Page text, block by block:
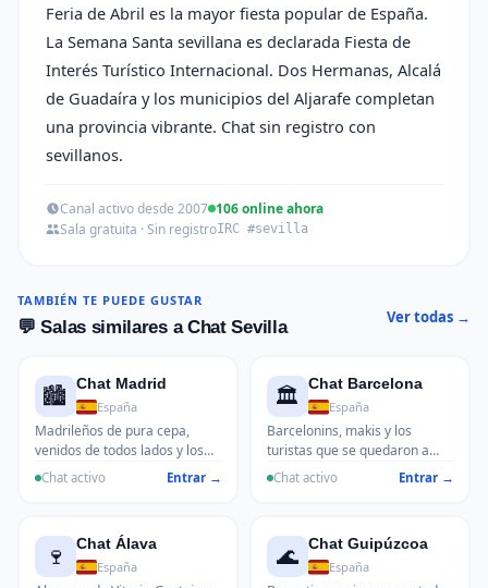
Feria de Abril es la mayor fiesta popular de España.
La Semana Santa sevillana es declarada Fiesta de
Interés Turístico Internacional. Dos Hermanas, Alcalá
de Guadaíra y los municipios del Aljarafe completan
una provincia vibrante. Chat sin registro con
sevillanos.
Canal activo desde 2007 106 online ahora
Sala gratuita · Sin registroIRC #sevilla
TAMBIÉN TE PUEDE GUSTAR
💬 Salas similares a Chat Sevilla
Ver todas →
🏙️
Chat Madrid
España
Madrileños de pura cepa,
venidos de todos lados y los
que ahora viven en Madrid
Madrid es un mérito en sí
mismo.
Chat activo Entrar →
🏛️
Chat Barcelona
España
Barcelonins, makis y los
turistas que se quedaron a
vivir. El Barça, la política, el
vibrante del Mediterráneo.
Chat activo Entrar →
🍷
Chat Álava
España
🌊 Chat Guipúzcoa
España